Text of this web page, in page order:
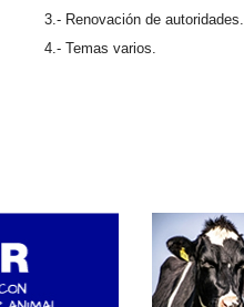
3.- Renovación de autoridades.
4.- Temas varios.